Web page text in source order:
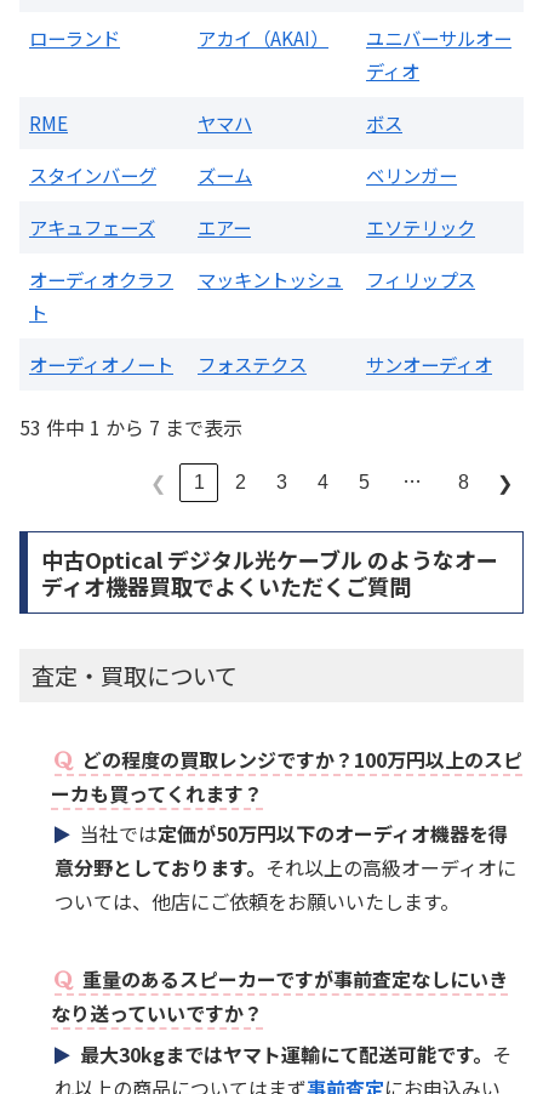
ローランド
アカイ（AKAI）
ユニバーサルオー
ディオ
RME
ヤマハ
ボス
スタインバーグ
ズーム
ベリンガー
アキュフェーズ
エアー
エソテリック
オーディオクラフ
ト
マッキントッシュ フィリップス
オーディオノート フォステクス サンオーディオ
53 件中 1 から 7 まで表示
❮ 1 2 3 4 5 … 8 ❯
中古Optical デジタル光ケーブル のようなオー
ディオ機器買取でよくいただくご質問
査定・買取について
どの程度の買取レンジですか？100万円以上のスピ
ーカも買ってくれます？
当社では定価が50万円以下のオーディオ機器を得
意分野としております。 それ以上の高級オーディオに
ついては、他店にご依頼をお願いいたします。
重量のあるスピーカーですが事前査定なしにいき
なり送っていいですか？
最大30kgまではヤマト運輸にて配送可能です。 そ
れ以上の商品についてはまず事前査定にお申込みい